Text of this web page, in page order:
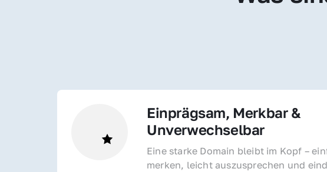
Einprägsam, Merkbar &
Unverwechselbar
Eine starke Domain bleibt im Kopf –
merken, leicht auszusprechen und